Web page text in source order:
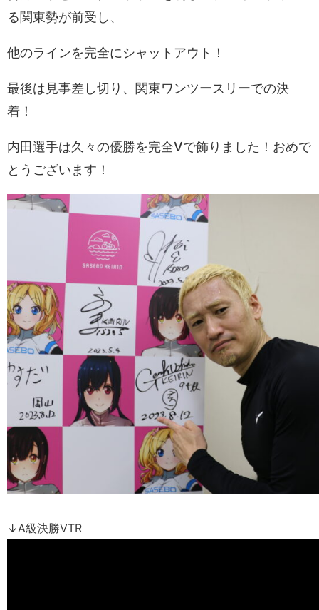
る関東勢が前受し、
他のラインを完全にシャットアウト！
最後は見事差し切り、関東ワンツースリーでの決
着！
内田選手は久々の優勝を完全Vで飾りました！おめで
とうございます！
↓A級決勝VTR